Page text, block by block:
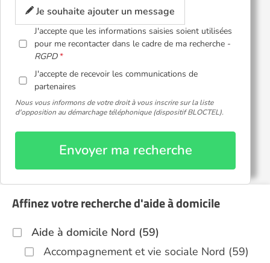
Je souhaite ajouter un message
J'accepte que les informations saisies soient utilisées
pour me recontacter dans le cadre de ma recherche -
RGPD
J'accepte de recevoir les communications de
partenaires
Nous vous informons de votre droit à vous inscrire sur la liste
d'opposition au démarchage téléphonique (dispositif BLOCTEL).
Envoyer ma recherche
Affinez votre recherche d'aide à domicile
Aide à domicile Nord (59)
Accompagnement et vie sociale Nord (59)